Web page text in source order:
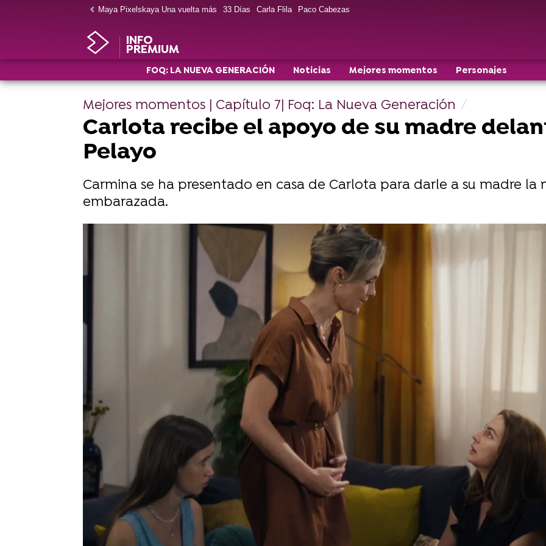
Maya Pixelskaya Una vuelta más 33 Días Carla Flila Paco Cabezas
INFO
PREMIUM
FOQ: LA NUEVA GENERACIÓN Noticias Mejores momentos Personajes
Mejores momentos | Capítulo 7| Foq: La Nueva Generación
Carlota recibe el apoyo de su madre
Pelayo
Carmina se ha presentado en casa de Carlota para darle a su madre
embarazada.
Victoria Esquilas
Publicado: 31 de marzo de 2025, 15:53 WhatsappFacebook
X
Desde que Carlota se enteró que estabaembarazada muchas
cosas han cambiado en su vida y mientras lo asimila
encontrado el momento de decírselo a su madre
Pero ya ha llegado Carmina , la madre de Pelayo, para darle el